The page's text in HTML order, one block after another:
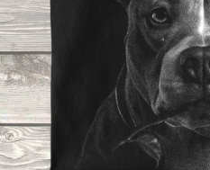
Kolekce
Oblečení
Přihlášení